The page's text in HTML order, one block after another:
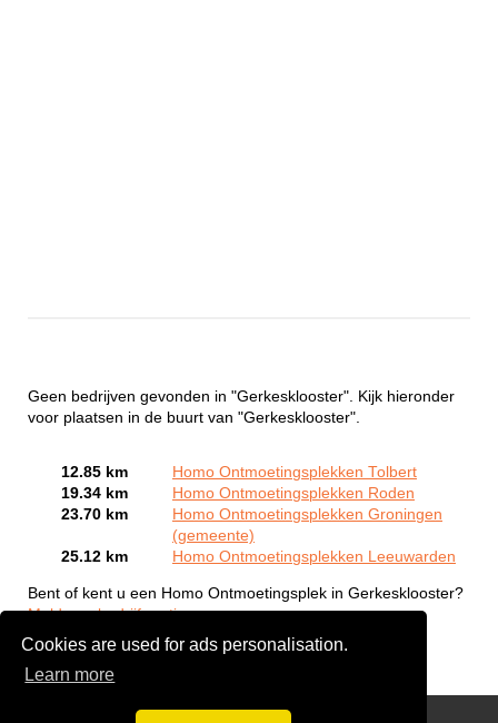
Cookies are used for ads personalisation.
Learn more
Geen bedrijven gevonden in "Gerkesklooster". Kijk hieronder
voor plaatsen in de buurt van "Gerkesklooster".
12.85 km
Homo Ontmoetingsplekken Tolbert
19.34 km
Homo Ontmoetingsplekken Roden
23.70 km
Homo Ontmoetingsplekken Groningen
(gemeente)
25.12 km
Homo Ontmoetingsplekken Leeuwarden
Bent of kent u een Homo Ontmoetingsplek in Gerkesklooster?
Meld een bedrijf gratis aan